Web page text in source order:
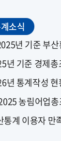
소식